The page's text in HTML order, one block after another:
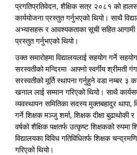
प्रगतिप्रतिवेदन, शैक्षिक सत्र २०८१ को
कार्ययोजना प्रस्तुत गर्नुभएको थियो। साथै
अभ्यासहरू र आवश्यकताका सूची सहित आगामी
प्रस्तुत गर्नुभएको थियो।
उक्त समारोहमा विद्यालयलाई सहयोग गर्ने
सरस्वतीको मन्दिरमा आफ्नो स्वर्गीय श्रीमती
सरस्वतीको मूर्ति स्थापना गर्नुहुने वडा नम्बर ३
खनाल लाई सम्मान गरिएको थियो। साथै
व्यवस्थापन समितिका सदस्य मुक्तबहादुर थापा,
गर्ने शिक्षक मञ्जु शर्मा, शिक्षक दीक्षा
वर्षको शैक्षिक पक्षतर्फ उत्कृष्ट शिक्षकको रुपमा
विद्यालयका विविध गतिविधितर्फ शिक्षक
गरिएको थियो।